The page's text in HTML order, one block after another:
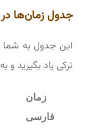
جدول زمان‌ها در
این جدول به شما
ترکی یاد بگیرید و
زمان
فارسی